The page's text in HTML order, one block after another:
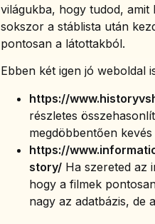
világukba, hogy tudod,
sokszor a stáblista után
pontosan a látottakból.
Ebben két igen jó weboldal
https://
részletes
megdöbbentően
https://
story/ Ha szereted az
hogy a filmek
nagy az adatbázis, de